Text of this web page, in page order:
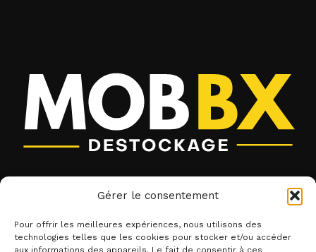
Gérer le consentement
Pour offrir les meilleures expériences, nous utilisons des
technologies telles que les cookies pour stocker et/ou accéder
aux informations des appareils. Le fait de consentir à ces
Liens utiles
CGV